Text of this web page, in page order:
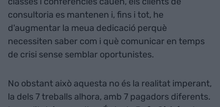
consultoria es mantenen i, fins i tot, he
d'augmentar la meua dedicació perquè
necessiten saber com i què comunicar en temps
de crisi sense semblar oportunistes.
No obstant això aquesta no és la realitat imperant,
la dels 7 treballs alhora, amb 7 pagadors diferents.